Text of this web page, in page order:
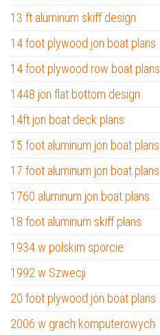
13 ft aluminum skiff design
14 foot plywood jon boat plans
14 foot plywood row boat plans
1448 jon flat bottom design
14ft jon boat deck plans
15 foot aluminum jon boat plans
17 foot aluminum jon boat plans
1760 aluminum jon boat plans
18 foot aluminum skiff plans
1934 w polskim sporcie
1992 w Szwecji
20 foot plywood jon boat plans
2006 w grach komputerowych